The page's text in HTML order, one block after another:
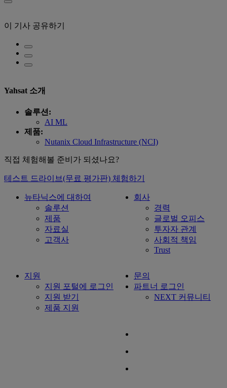
이 기사 공유하기
Yahsat 소개
솔루션:
AI ML
제품:
Nutanix Cloud Infrastructure (NCI)
직접 체험해볼 준비가 되셨나요?
테스트 드라이브(무료 평가판) 체험하기
뉴타닉스에 대하여
솔루션
제품
자료실
고객사
회사
경력
글로벌 오피스
투자자 관계
사회적 책임
Trust
지원
지원 포털에 로그인
지원 받기
제품 지원
문의
파트너 로그인
NEXT 커뮤니티